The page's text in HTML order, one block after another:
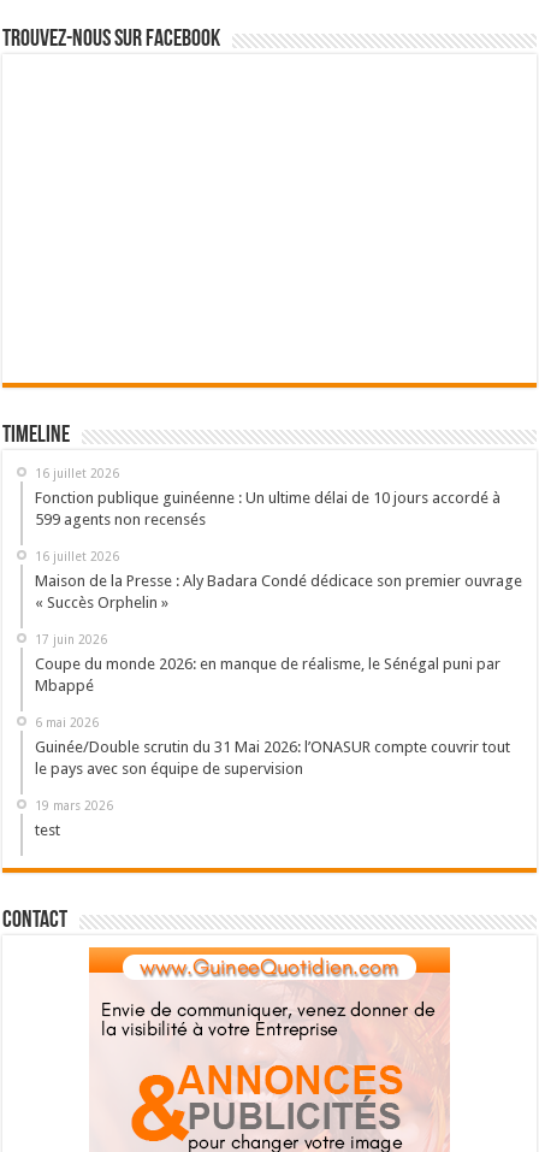
Trouvez-nous sur Facebook
Timeline
16 juillet 2026
Fonction publique guinéenne : Un ultime délai de 10 jours accordé à
599 agents non recensés
16 juillet 2026
Maison de la Presse : Aly Badara Condé dédicace son premier ouvrage
« Succès Orphelin »
17 juin 2026
Coupe du monde 2026: en manque de réalisme, le Sénégal puni par
Mbappé
6 mai 2026
Guinée/Double scrutin du 31 Mai 2026: l’ONASUR compte couvrir tout
le pays avec son équipe de supervision
19 mars 2026
test
Contact